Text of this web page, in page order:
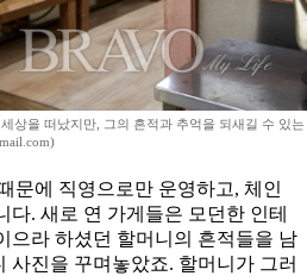
상을 떠났지만, 그의 흔적과 추억을 되새길 수 있
문에 직영으로만 운영하고, 체인
다. 새로 연 가게들은 모던한 인테
으라 하셨던 할머니의 흔적들을 남
사진을 꾸며놓았죠. 할머니가 그러